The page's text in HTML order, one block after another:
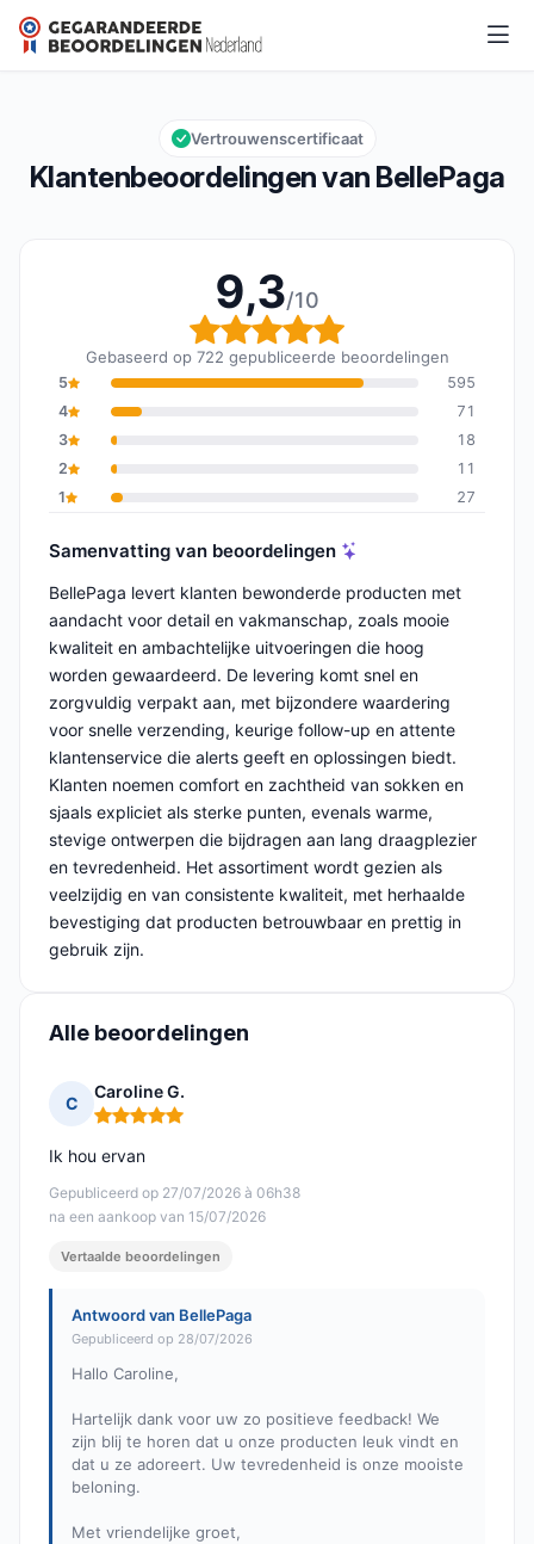
BellePaga
Algemene beoordeling: 9,3 van 10
9,3/10
Klantenbeoordelingen van BellePaga
Vertrouwenscertificaat
9,3/10
Algemene beoordeling:
Gebaseerd op 722 gepubliceerde beoordelingen
5
595
4
71
3
18
2
11
1
27
Samenvatting van beoordelingen
BellePaga levert klanten bewonderde producten met
aandacht voor detail en vakmanschap, zoals mooie
kwaliteit en ambachtelijke uitvoeringen die hoog
worden gewaardeerd. De levering komt snel en
zorgvuldig verpakt aan, met bijzondere waardering
voor snelle verzending, keurige follow-up en attente
klantenservice die alerts geeft en oplossingen biedt.
Klanten noemen comfort en zachtheid van sokken en
sjaals expliciet als sterke punten, evenals warme,
stevige ontwerpen die bijdragen aan lang draagplezier
en tevredenheid. Het assortiment wordt gezien als
veelzijdig en van consistente kwaliteit, met herhaalde
bevestiging dat producten betrouwbaar en prettig in
gebruik zijn.
Alle beoordelingen
C
Caroline G.
Opmerking: 5 van 5
Gepubliceerd op 27/07/2026 à 06h38
na een aankoop van 15/07/2026
Ik hou ervan
Vertaalde beoordelingen
Antwoord van BellePaga
Gepubliceerd op 28/07/2026
Hallo Caroline,
Hartelijk dank voor uw zo positieve feedback! We
zijn blij te horen dat u onze producten leuk vindt en
dat u ze adoreert. Uw tevredenheid is onze mooiste
beloning.
Met vriendelijke groet,